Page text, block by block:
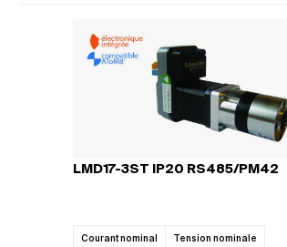
LMD17-3ST IP20 RS485/PM42
Courant nominal Tension nominale